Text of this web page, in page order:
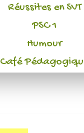
Réussites en SVT
PSC 1
Humour
Café